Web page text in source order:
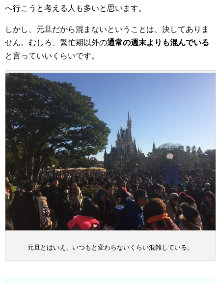
へ行こうと考える人も多いと思います。
しかし、元旦だから混まないということは、決してありま
せん。むしろ、繁忙期以外の通常の週末よりも混んでいる
と言っていいくらいです。
元旦とはいえ、いつもと変わらないくらい混雑している。